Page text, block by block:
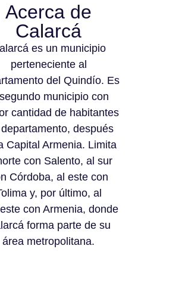
Acerca de
Calarcá
es un municipio
perteneciente al
del Quindío. Es
municipio con
cantidad de habitantes
después
Capital Armenia. Limita
con Salento, al sur
Córdoba, al este con
y, por último, al
con Armenia, donde
forma parte de su
área metropolitana.